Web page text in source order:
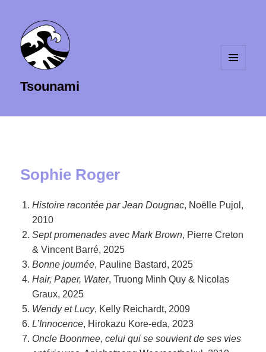
Tsounami
Sophie Roger
Histoire racontée par Jean Dougnac, Noëlle Pujol,
2010
Sept promenades avec Mark Brown, Pierre Creton
& Vincent Barré, 2025
Bonne journée, Pauline Bastard, 2025
Hair, Paper, Water, Truong Minh Quy & Nicolas
Graux, 2025
Wendy et Lucy, Kelly Reichardt, 2009
L’Innocence, Hirokazu Kore-eda, 2023
Oncle Boonmee, celui qui se souvient de ses vies